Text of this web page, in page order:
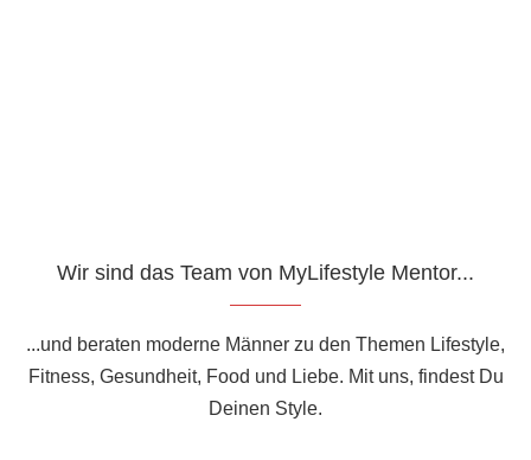
Wir sind das Team von MyLifestyle Mentor...
...und beraten moderne Männer zu den Themen Lifestyle,
Fitness, Gesundheit, Food und Liebe. Mit uns, findest Du
Deinen Style.